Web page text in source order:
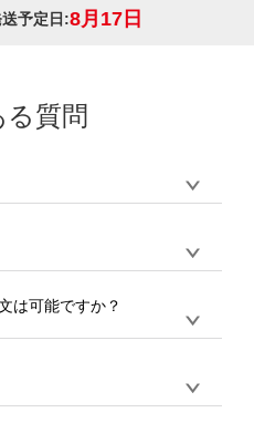
予定日:8月17日
質問
ます。デザインツールから
ら決済まで完了できます。
印刷など、大口注文の場合
当するエコバッグコンシェル
シェルをご利用ください。製
れば多いほど、オンデマンド
価格で製作することが可能で
は、JPG / PNG / AI / PSD /
す。データの最大サイズ
ロード可能です。使用できな
なります。（※ Illustratorか
は可能ですか？
おります。30個以上のご製
、サポートが担当するエコバ